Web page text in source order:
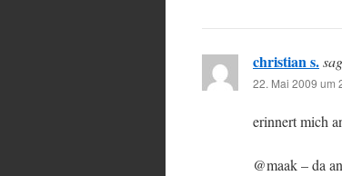
christian s.
22. Mai 2009 um
erinnert mich
@maak – da